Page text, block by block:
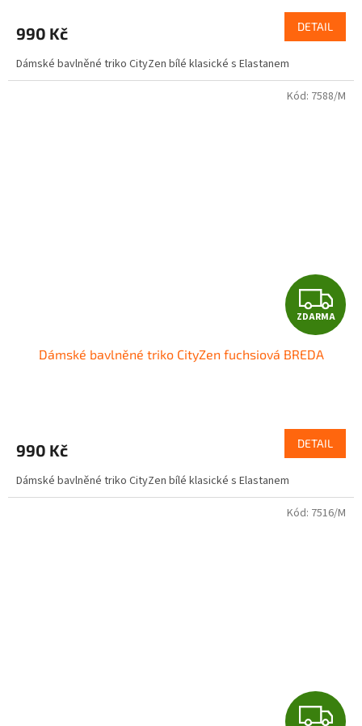
M
A
990 Kč DETAIL
Dámské bavlněné triko CityZen bílé klasické s Elastanem
Z
D
M
A
ZDARMA
Dámské bavlněné triko CityZen fuchsiová BREDA
990 Kč DETAIL
Dámské bavlněné triko CityZen bílé klasické s Elastanem
Kód: 7588/M
Z
Kód: 7516/M